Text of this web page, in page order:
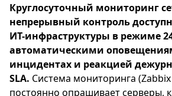
Круглосуточный мониторинг
непрерывный контроль
ИТ-инфраструктуры в режиме
автоматическими
инцидентах и реакцией
SLA. Система мониторинга
постоянно опрашивает серверы,